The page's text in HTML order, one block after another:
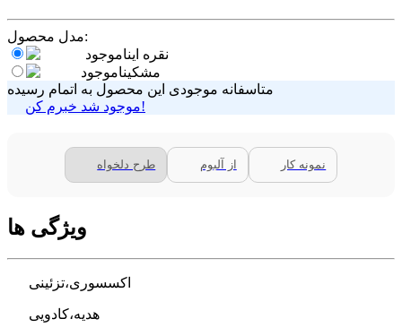
مدل محصول:
نقره ایناموجود
مشکیناموجود
متاسفانه موجودی این محصول به اتمام رسیده
موجود شد خبرم کن!
طرح دلخواه از آلبوم نمونه کار
ویژگی ها
اکسسوری،تزئینی
هدیه،کادویی